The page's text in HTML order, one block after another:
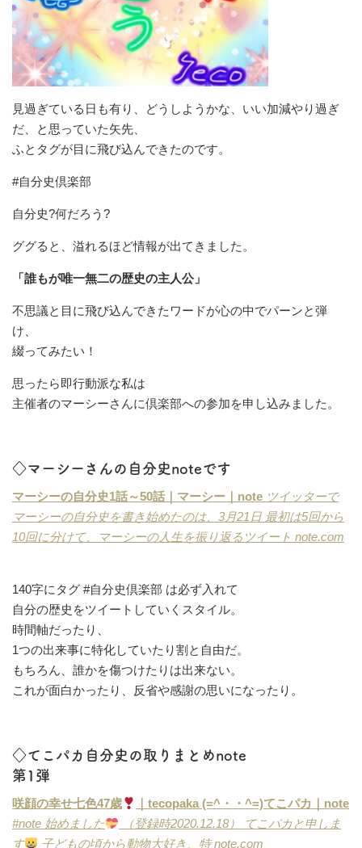
見過ぎている日も有り、どうしようかな、いい加減やり過ぎ
だ、と思っていた矢先、
ふとタグが目に飛び込んできたのです。
#自分史倶楽部
自分史?何だろう?
ググると、溢れるほど情報が出てきました。
「誰もが唯一無二の歴史の主人公」
不思議と目に飛び込んできたワードが心の中でパーンと弾
け、
綴ってみたい！
思ったら即行動派な私は
主催者のマーシーさんに倶楽部への参加を申し込みました。
◇マーシーさんの自分史noteです
マーシーの自分史1話～50話｜マーシー｜note ツイッターで
マーシーの自分史を書き始めたのは、3月21日 最初は5回から
10回に分けて、マーシーの人生を振り返るツイート note.com
140字にタグ #自分史倶楽部 は必ず入れて
自分の歴史をツイートしていくスタイル。
時間軸だったり、
1つの出来事に特化していたり割と自由だ。
もちろん、誰かを傷つけたりは出来ない。
これが面白かったり、反省や感謝の思いになったり。
◇てこパカ自分史の取りまとめnote
第1弾
咲顔の幸せ七色47歳
｜tecopaka (=^・・^=)てこパカ｜note
#note 始めました
（登録時2020.12.18） てこパカと申しま
す
子どもの頃から動物大好き、特note.com